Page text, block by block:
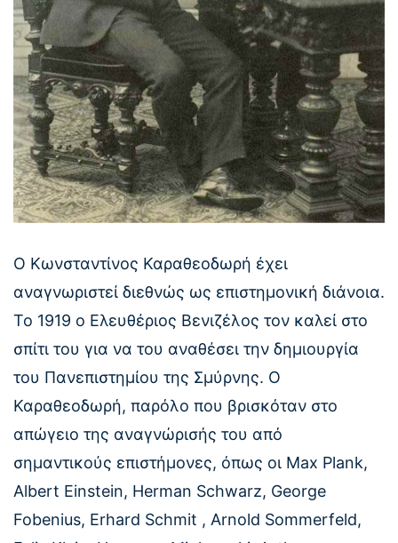
Ο Κωνσταντίνος Καραθεοδωρή έχει
αναγνωριστεί διεθνώς ως επιστημονική διάνοια.
Το 1919 ο Ελευθέριος Βενιζέλος τον καλεί στο
σπίτι του για να του αναθέσει την δημιουργία
του Πανεπιστημίου της Σμύρνης. Ο
Καραθεοδωρή, παρόλο που βρισκόταν στο
απώγειο της αναγνώρισής του από
σημαντικούς επιστήμονες, όπως οι Max Plank,
Albert Einstein, Herman Schwarz, George
Fobenius, Erhard Schmit , Arnold Sommerfeld,